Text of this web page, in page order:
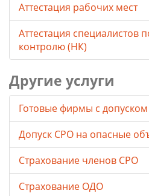
Аттестация рабочих мест
Аттестация
контролю (НК)
Другие услуги
Готовые фирмы с
Допуск СРО на опасные
Страхование членов СРО
Страхование ОДО